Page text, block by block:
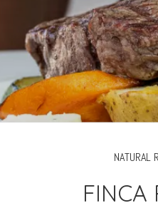
NATURAL
FINCA